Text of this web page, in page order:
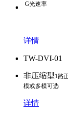
G光速率
详情
TW-DVI-01
非压缩型1路
模或多模可选
详情